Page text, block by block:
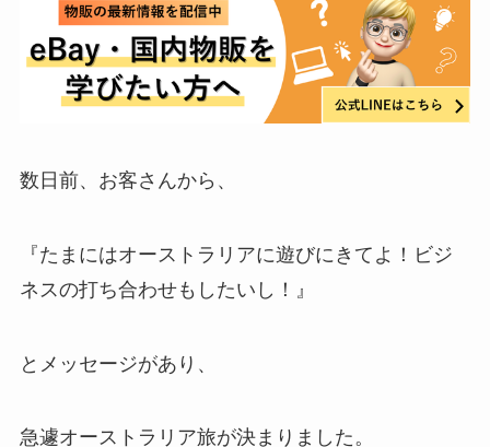
数日前、お客さんから、
『たまにはオーストラリアに遊びにきてよ！ビジ
ネスの打ち合わせもしたいし！』
とメッセージがあり、
急遽オーストラリア旅が決まりました。